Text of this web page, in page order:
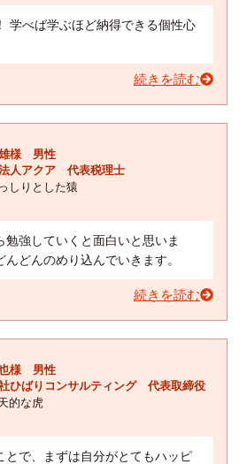
学べば学ぶほど納得できる個性心
続きを読む
様 男性
人アクア 代表税理士
しりとした猿
勉強していくと面白いと思いま
どんのめり込んでいきます。
続きを読む
様 男性
ひばりコンサルティング 代表取締役
的な虎
とで、まずは自分がとてもハッピ